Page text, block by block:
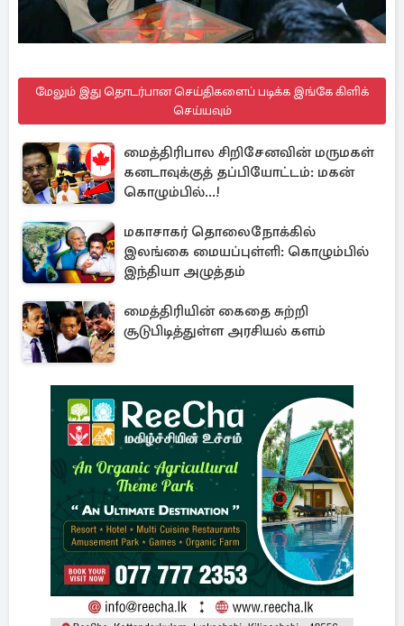
மேலும் இது தொடர்பான செய்திகளைப் படிக்க இங்கே கிளிக்
செய்யவும்
மைத்திரிபால சிறிசேனவின் மருமகள்
கனடாவுக்குத் தப்பியோட்டம்: மகன்
கொழும்பில்...!
மகாசாகர் தொலைநோக்கில்
இலங்கை மையப்புள்ளி: கொழும்பில்
இந்தியா அழுத்தம்
மைத்திரியின் கைதை சுற்றி
சூடுபிடித்துள்ள அரசியல் களம்